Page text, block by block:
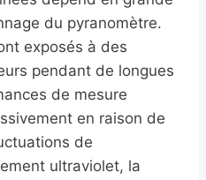
du pyranomètre.
exposés à des
pendant de longues
de mesure
en raison de
de
ultraviolet, la